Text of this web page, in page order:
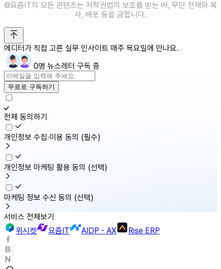
©️요즘IT의 모든 콘텐츠는 저작권법의 보호를 받는 바, 무단 전재와 복
사, 배포 등을 금합니다.
에디터가 직접 고른 실무 인사이트 매주 목요일에 만나요.
0명 뉴스레터 구독 중
무료로 구독하기
전체 동의하기
개인정보 수집·이용 동의 (필수)
개인정보 마케팅 활용 동의 (선택)
마케팅 정보 수신 동의 (선택)
서비스 전체보기
위시켓
요즘IT AIDP - AX Rise ERP